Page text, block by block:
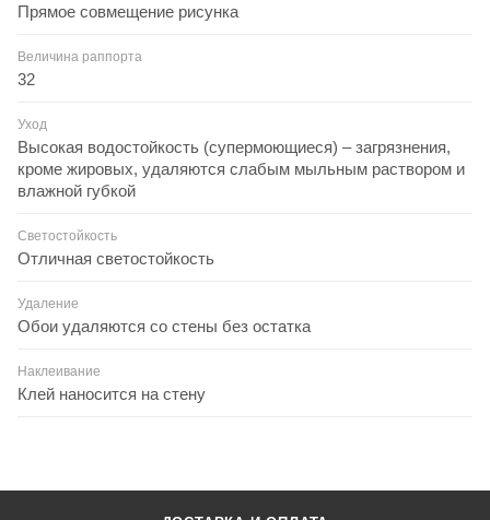
Прямое совмещение рисунка
Величина раппорта
32
Уход
Высокая водостойкость (супермоющиеся) – загрязнения,
кроме жировых, удаляются слабым мыльным раствором и
влажной губкой
Светостойкость
Отличная светостойкость
Удаление
Обои удаляются со стены без остатка
Наклеивание
Клей наносится на стену